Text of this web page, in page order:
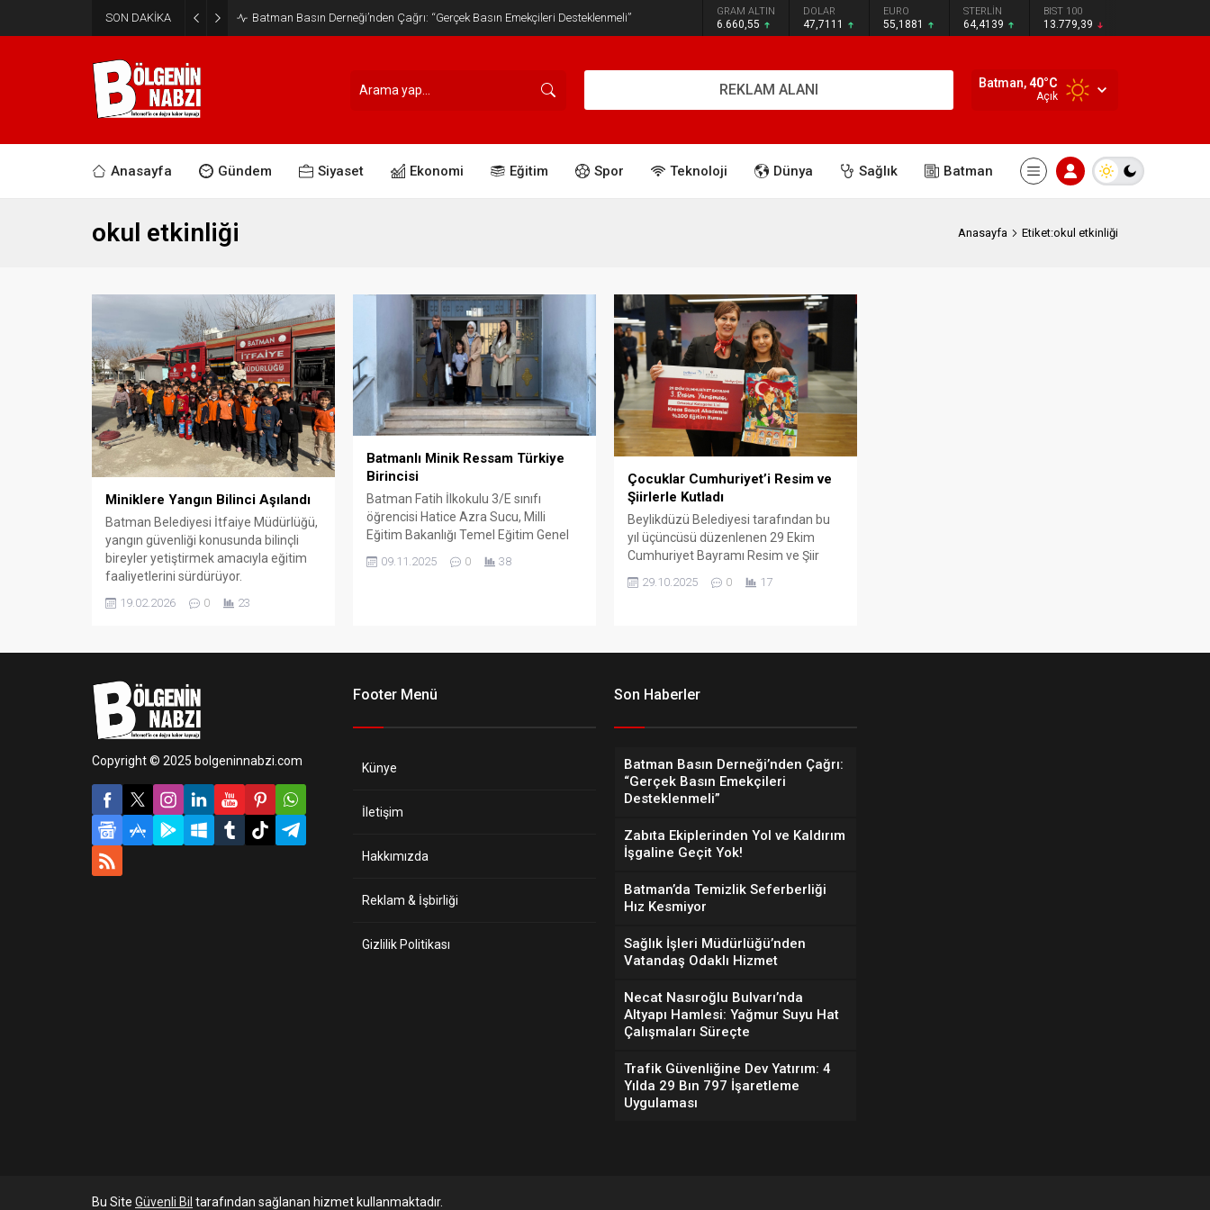
SON DAKİKA Batman Basın Derneği’nden Çağrı: “Gerçek Basın Emekçileri Desteklenmeli” GRAM ALTIN
6.660,55
DOLAR
47,7111
EURO
55,1881
STERLİN
64,4139
BIST 100
13.779,39
REKLAM ALANI Batman,40°C
Açık
Anasayfa Gündem Siyaset Ekonomi Eğitim Spor Teknoloji Dünya Sağlık Batman
okul etkinliği Anasayfa Etiket:okul etkinliği
Miniklere Yangın Bilinci Aşılandı
Batman Belediyesi İtfaiye Müdürlüğü,
yangın güvenliği konusunda bilinçli
bireyler yetiştirmek amacıyla eğitim
faaliyetlerini sürdürüyor.
19.02.2026 0 23
Batmanlı Minik Ressam Türkiye
Birincisi
Batman Fatih İlkokulu 3/E sınıfı
öğrencisi Hatice Azra Sucu, Milli
Eğitim Bakanlığı Temel Eğitim Genel
Cumhuriyet Bayramı kapsamında
09.11.2025 0 38
Çocuklar Cumhuriyet’i Resim ve
Şiirlerle Kutladı
Beylikdüzü Belediyesi tarafından bu
yıl üçüncüsü düzenlenen 29 Ekim
Cumhuriyet Bayramı Resim ve Şiir
öğrenciler ödüllerini aldı.
29.10.2025 0 17
Copyright © 2025 bolgeninnabzi.com
Footer Menü
Künye
İletişim
Hakkımızda
Reklam & İşbirliği
Gizlilik Politikası
Son Haberler
Batman Basın Derneği’nden Çağrı:
“Gerçek Basın Emekçileri
Desteklenmeli”
Zabıta Ekiplerinden Yol ve Kaldırım
İşgaline Geçit Yok!
Batman’da Temizlik Seferberliği
Hız Kesmiyor
Sağlık İşleri Müdürlüğü’nden
Vatandaş Odaklı Hizmet
Necat Nasıroğlu Bulvarı’nda
Altyapı Hamlesi: Yağmur Suyu Hat
Çalışmaları Süreçte
Trafik Güvenliğine Dev Yatırım: 4
Yılda 29 Bın 797 İşaretleme
Uygulaması
Bu Site Güvenli Bil tarafından sağlanan hizmet kullanmaktadır.